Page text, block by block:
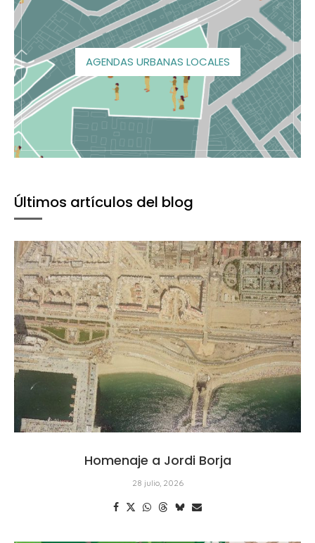
AGENDAS URBANAS LOCALES
Últimos artículos del blog
Homenaje a Jordi Borja
28 julio, 2026